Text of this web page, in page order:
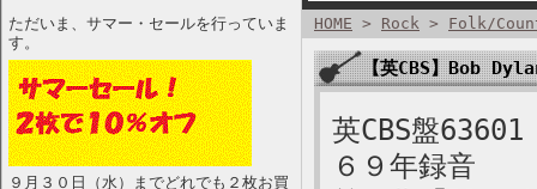
ただいま、サマー・セールを行っていま
す。
９月３０日（水）までどれでも２枚お買
HOME > Rock > Folk/
【英CBS】Bob
英CBS盤63601
６９年録音